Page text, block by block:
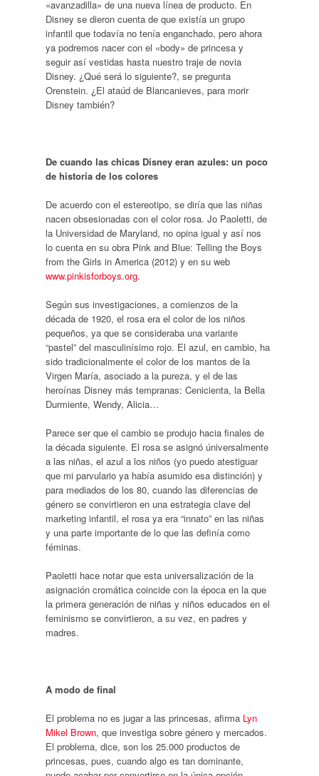
«avanzadilla» de una nueva línea de producto. En
Disney se dieron cuenta de que existía un grupo
infantil que todavía no tenía enganchado, pero ahora
ya podremos nacer con el «body» de princesa y
seguir así vestidas hasta nuestro traje de novia
Disney. ¿Qué será lo siguiente?, se pregunta
Orenstein. ¿El ataúd de Blancanieves, para morir
Disney también?
De cuando las chicas Disney eran azules: un poco
de historia de los colores
De acuerdo con el estereotipo, se diría que las niñas
nacen obsesionadas con el color rosa. Jo Paoletti, de
la Universidad de Maryland, no opina igual y así nos
lo cuenta en su obra Pink and Blue: Telling the Boys
from the Girls in America (2012) y en su web
www.pinkisforboys.org.
Según sus investigaciones, a comienzos de la
década de 1920, el rosa era el color de los niños
pequeños, ya que se consideraba una variante
“pastel” del masculinísimo rojo. El azul, en cambio, ha
sido tradicionalmente el color de los mantos de la
Virgen María, asociado a la pureza, y el de las
heroínas Disney más tempranas: Cenicienta, la Bella
Durmiente, Wendy, Alicia…
Parece ser que el cambio se produjo hacia finales de
la década siguiente. El rosa se asignó úniversalmente
a las niñas, el azul a los niños (yo puedo atestiguar
que mi parvulario ya había asumido esa distinción) y
para mediados de los 80, cuando las diferencias de
género se convirtieron en una estrategia clave del
marketing infantil, el rosa ya era “innato” en las niñas
y una parte importante de lo que las definía como
féminas.
Paoletti hace notar que esta universalización de la
asignación cromática coincide con la época en la que
la primera generación de niñas y niños educados en el
feminismo se convirtieron, a su vez, en padres y
madres.
A modo de final
El problema no es jugar a las princesas, afirma Lyn
Mikel Brown, que investiga sobre género y mercados.
El problema, dice, son los 25.000 productos de
princesas, pues, cuando algo es tan dominante,